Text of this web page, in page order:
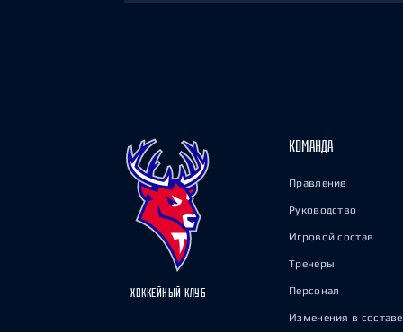
ХОККЕЙНЫЙ КЛУБ
КОМАНДА
Правление
Руководство
Игровой состав
Тренеры
Персонал
Изменения в составе